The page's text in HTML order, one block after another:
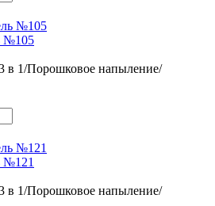
№105
в 1/Порошковое напыление/
№121
в 1/Порошковое напыление/